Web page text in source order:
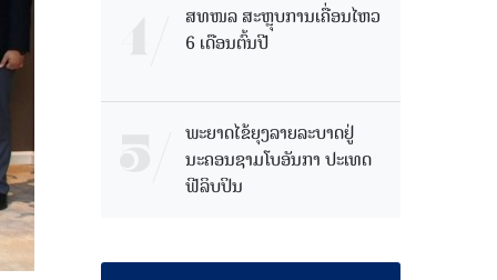
ສທໜລ ສະຫຼຸບການເຄື່ອນໄຫວ
6 ເດືອນຕົ້ນປີ
ພະຍາດໄຂ້ຍຸງລາຍລະບາດຢູ່
ນະຄອນຊາມໂບ​ອັນກາ ປະເທດ
ຟີລິບປິນ